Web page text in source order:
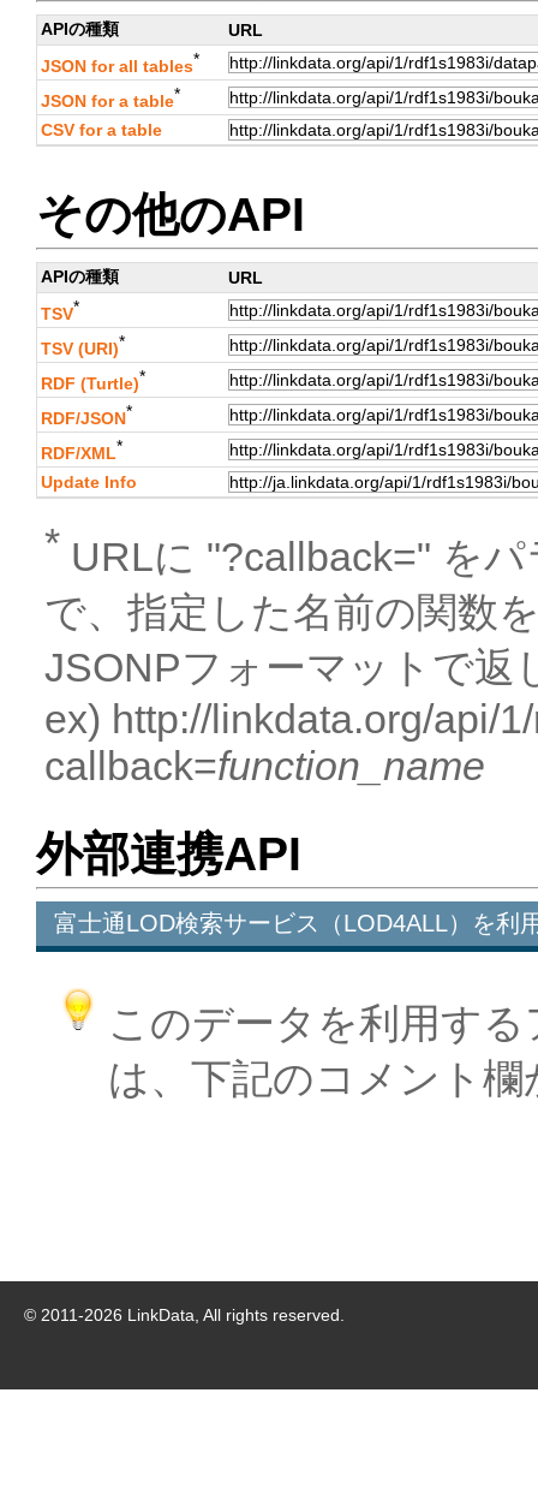
APIの種類
URL
JSON for all tables*
JSON for a table*
CSV for a table
その他のAPI
APIの種類
URL
TSV*
TSV (URI)*
RDF (Turtle)*
RDF/JSON*
RDF/XML*
Update Info
* URLに "?callback=" を
で、指定した名前の関数
JSONPフォーマットで返
ex) http://linkdata.org/api/
callback=function_name
外部連携API
富士通LOD検索サービス（LOD4ALL）を利
このデータを利用す
は、下記のコメント
© 2011-2026 LinkData, All rights reserved.